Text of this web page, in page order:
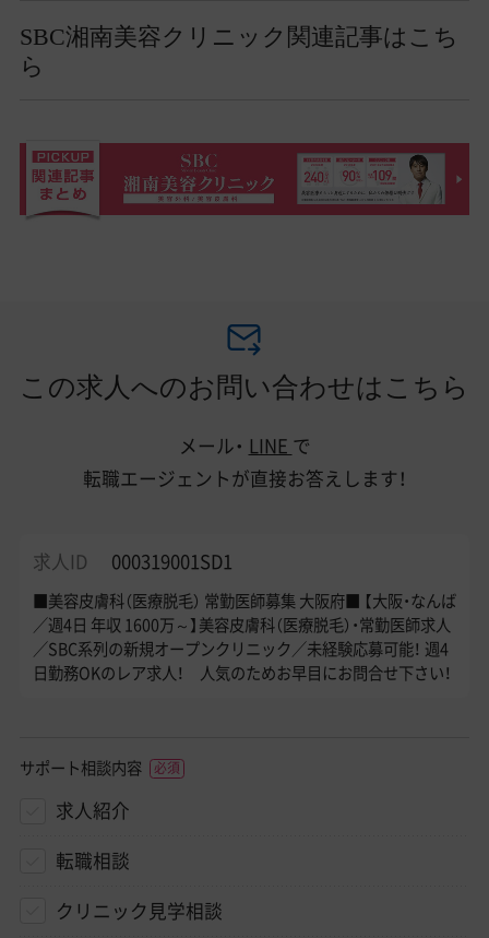
SBC湘南美容クリニック関連記事はこち
ら
この求人へのお問い合わせはこちら
メール・ LINE で
転職エージェントが直接お答えします！
求人ID 000319001SD1
■美容皮膚科（医療脱毛） 常勤医師募集 大阪府■ 【大阪・なんば
／週4日 年収 1600万～】美容皮膚科（医療脱毛）・常勤医師求人
／SBC系列の新規オープンクリニック／未経験応募可能！ 週4
日勤務OKのレア求人！ 人気のためお早目にお問合せ下さい！
サポート相談内容
求人紹介
転職相談
クリニック見学相談